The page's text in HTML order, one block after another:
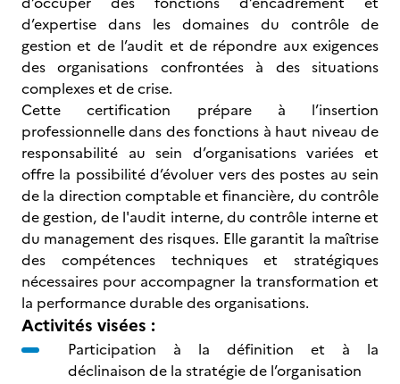
d’expertise dans les domaines du contrôle de
gestion et de l’audit et de répondre aux exigences
des organisations confrontées à des situations
complexes et de crise.
Cette certification prépare à l’insertion
professionnelle dans des fonctions à haut niveau de
responsabilité au sein d’organisations variées et
offre la possibilité d’évoluer vers des postes au sein
de la direction comptable et financière, du contrôle
de gestion, de l'audit interne, du contrôle interne et
du management des risques. Elle garantit la maîtrise
des compétences techniques et stratégiques
nécessaires pour accompagner la transformation et
la performance durable des organisations.
Activités visées :
Participation à la définition et à la
déclinaison de la stratégie de l’organisation